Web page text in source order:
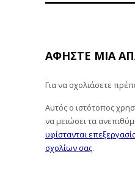
ΑΦΉΣΤΕ ΜΙΑ
Για να σχολιάσετε
Αυτός ο ιστότοπος
να μειώσει τα
υφίστανται
σχολίων σας.